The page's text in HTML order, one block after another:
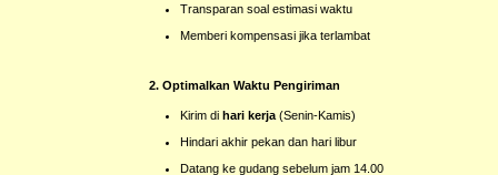
Transparan soal estimasi waktu
Memberi kompensasi jika terlambat
2. Optimalkan Waktu Pengiriman
Kirim dihari kerja (Senin-Kamis)
Hindari akhir pekan dan hari libur
Datang ke gudang sebelum jam 14.00